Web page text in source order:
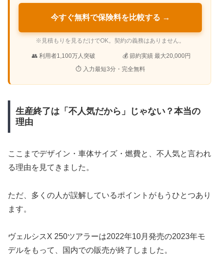
今すぐ無料で保険料を比較する →
※見積もりを見るだけでOK。契約の義務はありません。
👥 利用者1,100万人突破
💰 節約実績 最大20,000円
⏱ 入力最短3分・完全無料
生産終了は「不人気だから」じゃない？本当の
理由
ここまでデザイン・車体サイズ・燃費と、不人気と言われ
る理由を見てきました。
ただ、多くの人が誤解しているポイントがもうひとつあり
ます。
ヴェルシスX 250ツアラーは2022年10月発売の2023年モ
デルをもって、国内での販売が終了しました。